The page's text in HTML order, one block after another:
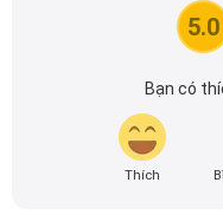
đầu cho những
theo dõi tôi để cập
5.0
Bạn có
Thích